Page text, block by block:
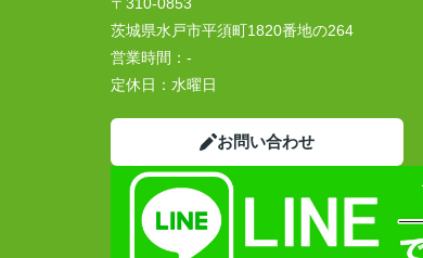
茨城県水戸市平須町1820番地の264
営業時間： -
定休日： 水曜日
お問い合わせ